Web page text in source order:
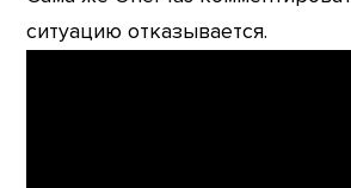
ситуацию отказывается.